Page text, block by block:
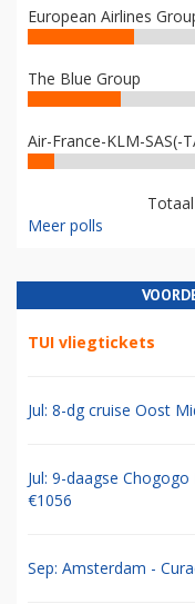
European Airlines
The Blue Group
Air-France-KLM-SAS(-
Meer polls
TUI vliegtickets
Jul: 8-dg cruise Oost
Jul: 9-daagse
€1056
Sep: Amsterdam -